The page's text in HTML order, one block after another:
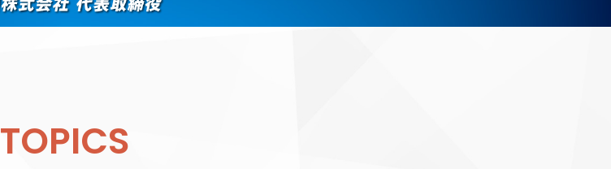
TOPICS